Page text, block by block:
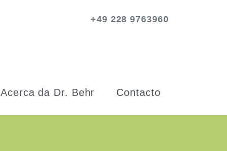
+49 228 9763960
Acerca da Dr. Behr Contacto